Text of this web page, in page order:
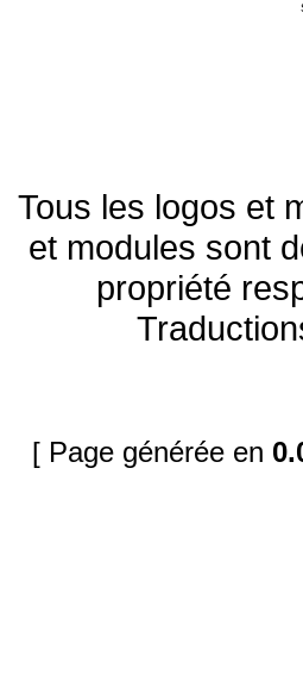
Tous les logos et
et modules sont
propriété
[ Page générée en